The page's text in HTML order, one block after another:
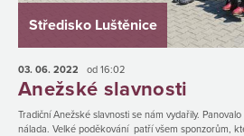
Středisko Luštěnice
03. 06. 2022 od 16:02
Anežské slavnosti
Tradiční Anežské slavnosti se nám vydařily.
nálada. Velké poděkování patří všem sponzorům,